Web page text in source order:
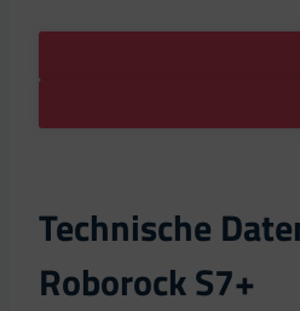
Technische
Roborock S7+